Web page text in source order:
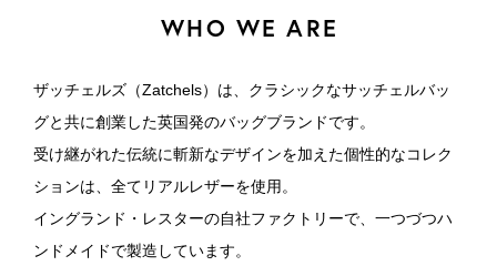
WHO WE ARE
ザッチェルズ（Zatchels）は、クラシックなサッチェルバッ
グと共に創業した英国発のバッグブランドです。
受け継がれた伝統に斬新なデザインを加えた個性的なコレク
ションは、全てリアルレザーを使用。
イングランド・レスターの自社ファクトリーで、一つづつハ
ンドメイドで製造しています。